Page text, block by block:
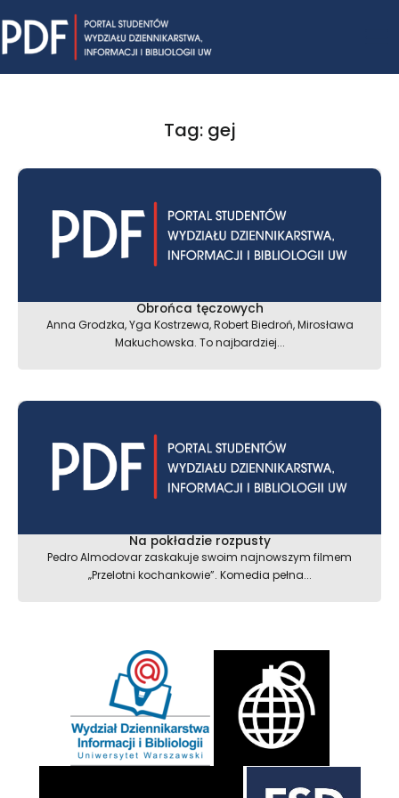
to
content
Tag: gej
Obrońca tęczowych
Anna Grodzka, Yga Kostrzewa, Robert Biedroń, Mirosława
Makuchowska. To najbardziej...
Na pokładzie rozpusty
Pedro Almodovar zaskakuje swoim najnowszym filmem
„Przelotni kochankowie”. Komedia pełna...